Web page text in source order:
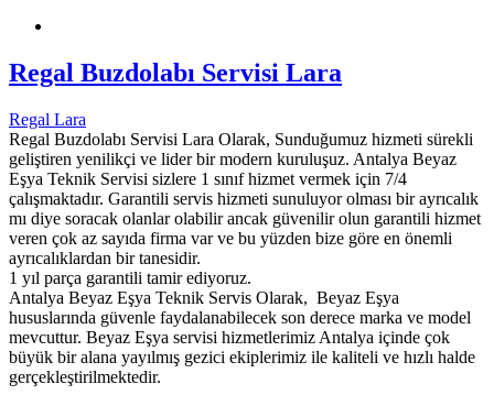
Regal Buzdolabı Servisi Lara
Regal Lara
Regal Buzdolabı Servisi Lara Olarak, Sunduğumuz hizmeti sürekli
geliştiren yenilikçi ve lider bir modern kuruluşuz. Antalya Beyaz
Eşya Teknik Servisi sizlere 1 sınıf hizmet vermek için 7/4
çalışmaktadır. Garantili servis hizmeti sunuluyor olması bir ayrıcalık
mı diye soracak olanlar olabilir ancak güvenilir olun garantili hizmet
veren çok az sayıda firma var ve bu yüzden bize göre en önemli
ayrıcalıklardan bir tanesidir.
1 yıl parça garantili tamir ediyoruz.
Antalya Beyaz Eşya Teknik Servis Olarak, Beyaz Eşya
hususlarında güvenle faydalanabilecek son derece marka ve model
mevcuttur. Beyaz Eşya servisi hizmetlerimiz Antalya içinde çok
büyük bir alana yayılmış gezici ekiplerimiz ile kaliteli ve hızlı halde
gerçekleştirilmektedir.